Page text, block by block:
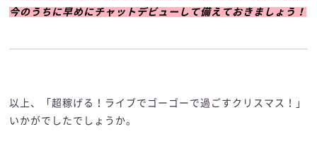
今のうちに早めにチャットデビューして備えておきましょう！
以上、「超稼げる！ライブでゴーゴーで過ごすクリスマス！」
いかがでしたでしょうか。